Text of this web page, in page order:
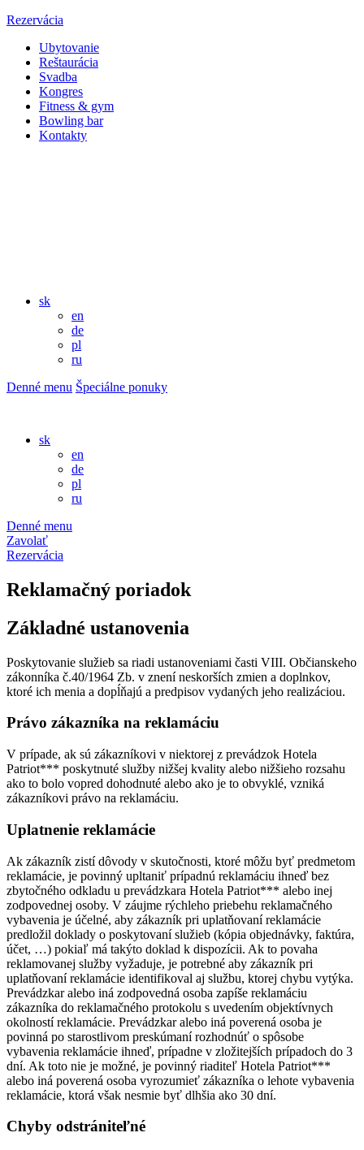
Rezervácia
Ubytovanie
Reštaurácia
Svadba
Kongres
Fitness & gym
Bowling bar
Kontakty
sk
en
de
pl
ru
Denné menu Špeciálne ponuky
sk
en
de
pl
ru
Denné menu
Zavolať
Rezervácia
Reklamačný poriadok
Základné ustanovenia
Poskytovanie služieb sa riadi ustanoveniami časti VIII. Občianskeho
zákonníka č.40/1964 Zb. v znení neskorších zmien a doplnkov,
ktoré ich menia a dopĺňajú a predpisov vydaných jeho realizáciou.
Právo zákazníka na reklamáciu
V prípade, ak sú zákazníkovi v niektorej z prevádzok Hotela
Patriot*** poskytnuté služby nižšej kvality alebo nižšieho rozsahu
ako to bolo vopred dohodnuté alebo ako je to obvyklé, vzniká
zákazníkovi právo na reklamáciu.
Uplatnenie reklamácie
Ak zákazník zistí dôvody v skutočnosti, ktoré môžu byť predmetom
reklamácie, je povinný upltaniť prípadnú reklamáciu ihneď bez
zbytočného odkladu u prevádzkara Hotela Patriot*** alebo inej
zodpovednej osoby. V záujme rýchleho priebehu reklamačného
vybavenia je účelné, aby zákazník pri uplatňovaní reklamácie
predložil doklady o poskytovaní služieb (kópia objednávky, faktúra,
účet, …) pokiaľ má takýto doklad k dispozícii. Ak to povaha
reklamovanej služby vyžaduje, je potrebné aby zákazník pri
uplatňovaní reklamácie identifikoval aj službu, ktorej chybu vytýka.
Prevádzkar alebo iná zodpovedná osoba zapíše reklamáciu
zákazníka do reklamačného protokolu s uvedením objektívnych
okolností reklamácie. Prevádzkar alebo iná poverená osoba je
povinná po starostlivom preskúmaní rozhodnúť o spôsobe
vybavenia reklamácie ihneď, prípadne v zložitejších prípadoch do 3
dní. Ak toto nie je možné, je povinný riaditeľ Hotela Patriot***
alebo iná poverená osoba vyrozumieť zákazníka o lehote vybavenia
reklamácie, ktorá však nesmie byť dlhšia ako 30 dní.
Chyby odstrániteľné